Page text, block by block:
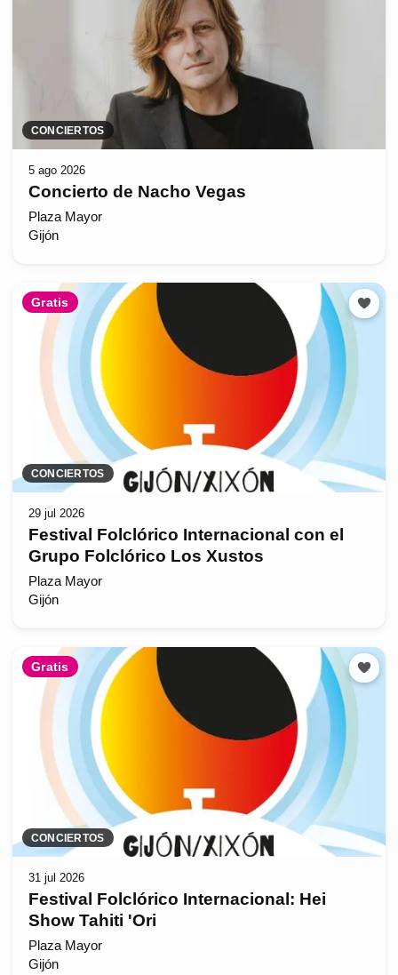
CONCIERTOS
5 ago 2026
Concierto de Nacho Vegas
Plaza Mayor
Gijón
Gratis
CONCIERTOS
29 jul 2026
Festival Folclórico Internacional con el
Grupo Folclórico Los Xustos
Plaza Mayor
Gijón
Gratis
CONCIERTOS
31 jul 2026
Festival Folclórico Internacional: Hei
Show Tahiti 'Ori
Plaza Mayor
Gijón